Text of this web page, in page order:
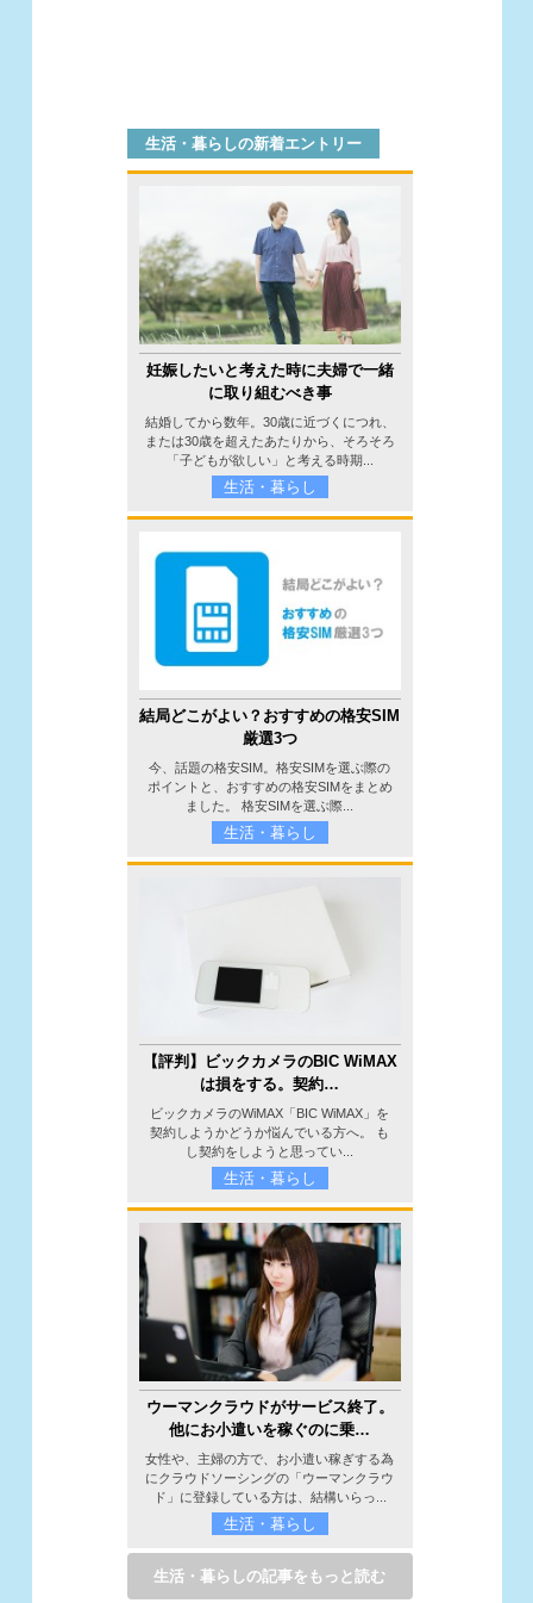
生活・暮らしの新着エントリー
妊娠したいと考えた時に夫婦で一緒
に取り組むべき事
結婚してから数年。30歳に近づくにつれ、
または30歳を超えたあたりから、そろそろ
「子どもが欲しい」と考える時期...
生活・暮らし
結局どこがよい？おすすめの格安SIM
厳選3つ
今、話題の格安SIM。格安SIMを選ぶ際の
ポイントと、おすすめの格安SIMをまとめ
ました。 格安SIMを選ぶ際...
生活・暮らし
【評判】ビックカメラのBIC WiMAX
は損をする。契約…
ビックカメラのWiMAX「BIC WiMAX」を
契約しようかどうか悩んでいる方へ。 も
し契約をしようと思ってい...
生活・暮らし
ウーマンクラウドがサービス終了。
他にお小遣いを稼ぐのに乗…
女性や、主婦の方で、お小遣い稼ぎする為
にクラウドソーシングの「ウーマンクラウ
ド」に登録している方は、結構いらっ...
生活・暮らし
生活・暮らしの記事をもっと読む